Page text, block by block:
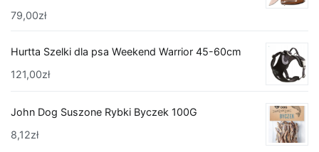
79,00zł
Hurtta Szelki dla psa Weekend Warrior 45-60cm
121,00zł
John Dog Suszone Rybki Byczek 100G
8,12zł